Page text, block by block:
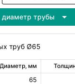
диаметр трубы
труб Ø65
Диаметр, мм
65